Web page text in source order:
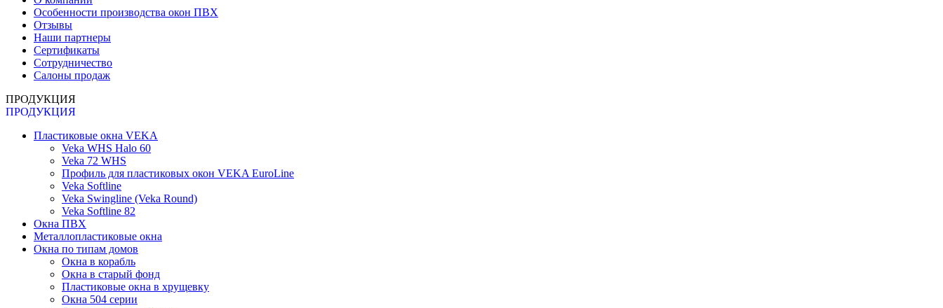
Особенности производства окон ПВХ
Отзывы
Наши партнеры
Сертификаты
Сотрудничество
Салоны продаж
ПРОДУКЦИЯ
ПРОДУКЦИЯ
Пластиковые окна VEKA
Veka WHS Halo 60
Veka 72 WHS
Профиль для пластиковых окон VEKA EuroLine
Veka Softline
Veka Swingline (Veka Round)
Veka Softline 82
Окна ПВХ
Металлопластиковые окна
Окна по типам домов
Окна в корабль
Окна в старый фонд
Пластиковые окна в хрущевку
Окна 504 серии